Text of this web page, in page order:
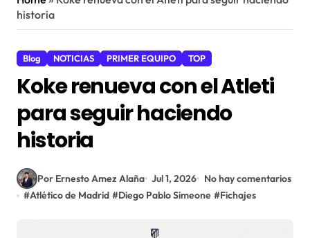
historia
Blog NOTICIAS PRIMER EQUIPO TOP
Koke renueva con el Atleti
para seguir haciendo
historia
Por Ernesto Amez Alaña Jul 1, 2026
No hay comentarios
#Atlético de Madrid #Diego Pablo Simeone #Fichajes